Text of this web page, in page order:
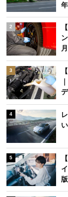
2
3
4
5
版